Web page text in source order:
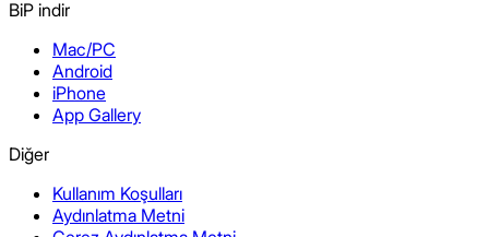
BiP indir
Mac/PC
Android
iPhone
App Gallery
Diğer
Kullanım Koşulları
Aydınlatma Metni